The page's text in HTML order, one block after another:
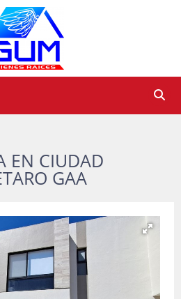
EN CIUDAD
GAA